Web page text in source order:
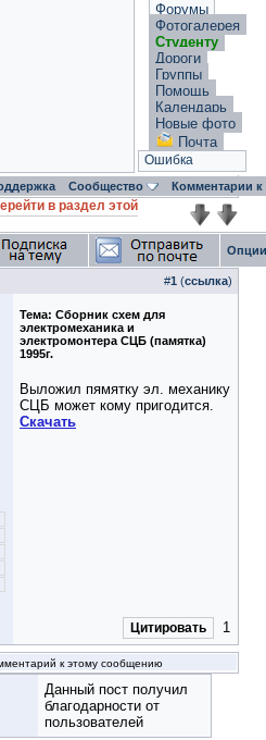
Форумы
Фотогалерея
Студенту
Дороги
Группы
Помощь
Календарь
Новые фото
Почта
Ошибка
Сообщество Комментарии
в раздел этой
#1 (ссылка)
Тема: Сборник схем для
электромеханика и
электромонтера СЦБ (памятка)
1995г.
Выложил пямятку эл. механику
СЦБ может кому пригодится.
Скачать
Цитировать 1
к этому сообщению
Данный пост получил
благодарности от
пользователей